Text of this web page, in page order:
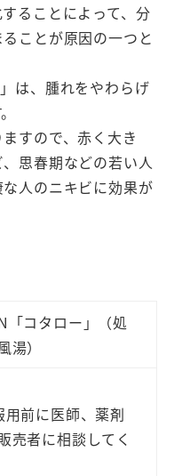
ることによって、分
ことが原因の一つと
は、腫れをやわらげ
すので、赤く大き
思春期などの若い人
人のニキビに効果が
「コタロー」（処
）
前に医師、薬剤
売者に相談してく